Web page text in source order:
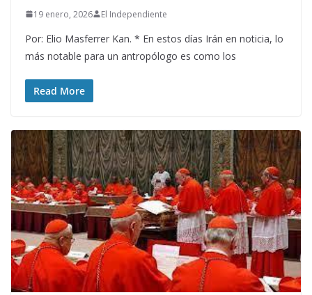
19 enero, 2026 El Independiente
Por: Elio Masferrer Kan. * En estos días Irán en noticia, lo
más notable para un antropólogo es como los
Read More